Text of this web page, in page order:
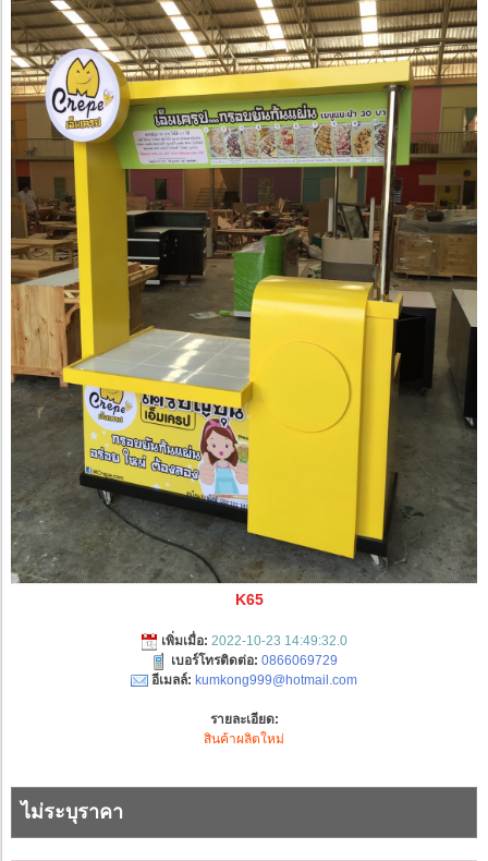
K65
เพิ่มเมื่อ: 2022-10-23 14:49:32.0
เบอร์โทรติดต่อ: 0866069729
อีเมลล์: kumkong999@hotmail.com
รายละเอียด:
สินค้าผลิตใหม่
ไม่ระบุราคา